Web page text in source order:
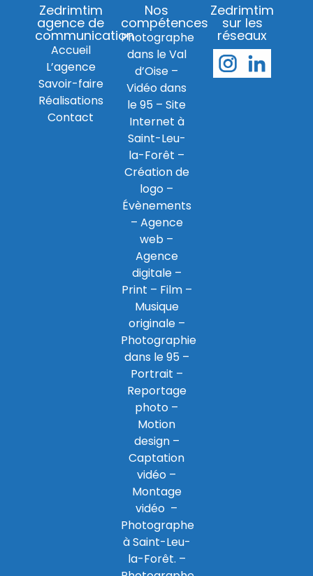
Zedrimtim
agence de
communication
Accueil
L’agence
Savoir-faire
Réalisations
Contact
Nos
compétences
Photographe
dans le Val
d’Oise –
Vidéo dans
le 95 – Site
Internet à
Saint-Leu-
la-Forêt –
Création de
logo –
Évènements
– Agence
web –
Agence
digitale–
Print – Film –
Musique
originale –
Photographie
dans le 95 –
Portrait –
Reportage
photo –
Motion
design –
Captation
vidéo –
Montage
vidéo –
Photographe
à Saint-Leu-
la-Forêt. –
Zedrimtim
sur les
réseaux